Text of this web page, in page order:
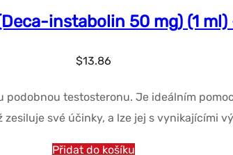
instabolin 50 mg) (1 ml)
$13.86
testosteronu. Je ideálním
své účinky, a lze jej s vynikajícími
Přidat do košíku